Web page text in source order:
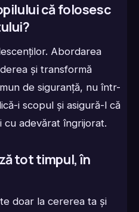
că folosesc
Abordarea
și transformă
de siguranță, nu într-
i scopul și asigură-l că
adevărat îngrijorat.
tot timpul, în
doar la cererea ta și